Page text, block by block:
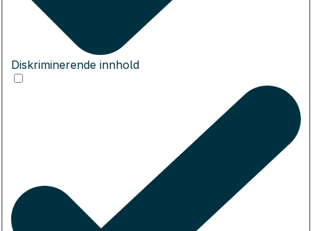
Diskriminerende innhold